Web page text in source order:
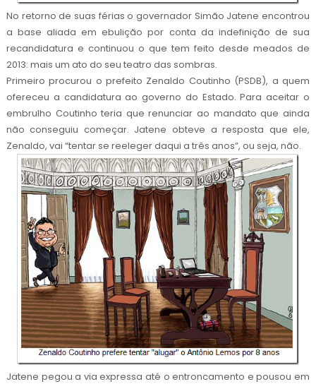
No retorno de suas férias o governador Simão Jatene encontrou
a base aliada em ebulição por conta da indefinição de sua
recandidatura e continuou o que tem feito desde meados de
2013: mais um ato do seu teatro das sombras.
Primeiro procurou o prefeito Zenaldo Coutinho (PSDB), a quem
ofereceu a candidatura ao governo do Estado. Para aceitar o
embrulho Coutinho teria que renunciar ao mandato que ainda
não conseguiu começar. Jatene obteve a resposta que ele,
Zenaldo, vai “tentar se reeleger daqui a três anos”, ou seja, não.
Jatene pegou a via expressa até o entroncamento e pousou em